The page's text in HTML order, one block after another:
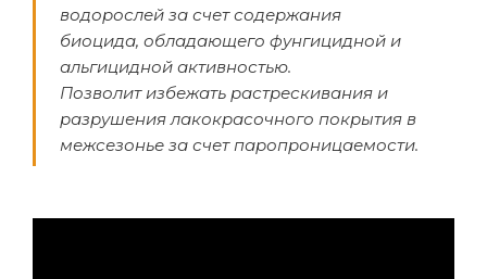
водорослей за счет содержания
биоцида, обладающего фунгицидной и
альгицидной активностью.
Позволит избежать растрескивания и
разрушения лакокрасочного покрытия в
межсезонье за счет паропроницаемости.